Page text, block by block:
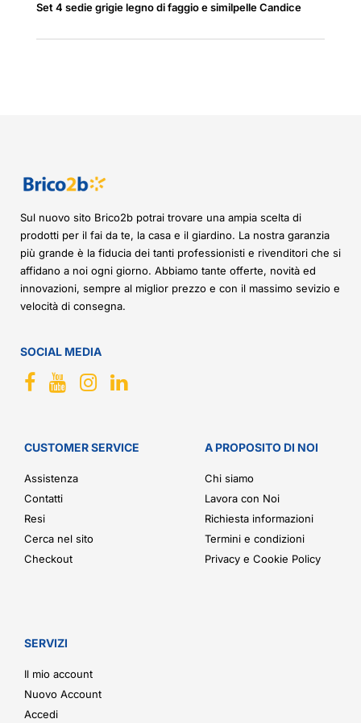
Set 4 sedie grigie legno di faggio e similpelle Candice
Sul nuovo sito Brico2b potrai trovare una ampia scelta di
prodotti per il fai da te, la casa e il giardino. La nostra garanzia
più grande è la fiducia dei tanti professionisti e rivenditori che si
affidano a noi ogni giorno. Abbiamo tante offerte, novità ed
innovazioni, sempre al miglior prezzo e con il massimo sevizio e
velocità di consegna.
SOCIAL MEDIA
CUSTOMER SERVICE
Assistenza
Contatti
Resi
Cerca nel sito
Checkout
A PROPOSITO DI NOI
Chi siamo
Lavora con Noi
Richiesta informazioni
Termini e condizioni
Privacy e Cookie Policy
SERVIZI
Il mio account
Nuovo Account
Accedi